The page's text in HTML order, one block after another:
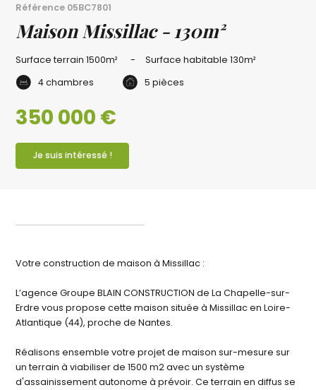
Référence 05BC7801
Maison Missillac - 130m²
Surface terrain1500m² Surface habitable130m²
4 chambres
5 pièces
350 000 €
Je suis intéressé !
Votre construction de maison à Missillac :
L’agence Groupe BLAIN CONSTRUCTION de La Chapelle-sur-
Erdre vous propose cette maison située à Missillac en Loire-
Atlantique (44), proche de Nantes.
Réalisons ensemble votre projet de maison sur-mesure sur
un terrain à viabiliser de 1500 m2 avec un système
d'assainissement autonome à prévoir. Ce terrain en diffus se